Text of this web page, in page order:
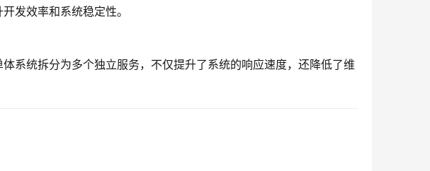
发效率和系统稳定性。
系统拆分为多个独立服务，不仅提升了系统的响应速度，还降低了维